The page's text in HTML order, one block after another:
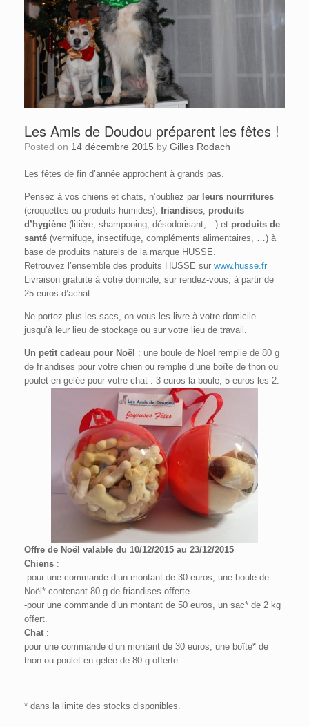
Les Amis de Doudou préparent les fêtes !
Posted on 14 décembre 2015 by Gilles Rodach
Les fêtes de fin d’année approchent à grands pas.
Pensez à vos chiens et chats, n’oubliez par leurs nourritures
(croquettes ou produits humides), friandises produits
d’hygiène (litière, shampooing, désodorisant,…) et produits de
santé (vermifuge, insectifuge, compléments alimentaires, …) à
base de produits naturels de la marque HUSSE.
Retrouvez l’ensemble des produits HUSSE sur www.husse.fr
Livraison gratuite à votre domicile, sur rendez-vous, à partir de
25 euros d’achat.
Ne portez plus les sacs, on vous les livre à votre domicile
jusqu’à leur lieu de stockage ou sur votre lieu de travail.
Un petit cadeau pour Noël : une boule de Noël remplie de 80 g
de friandises pour votre chien ou remplie d’une boîte de thon ou
poulet en gelée pour votre chat : 3 euros la boule, 5 euros les 2.
Offre de Noël valable du 10/12/2015 au 23/12/2015
Chiens :
-pour une commande d’un montant de 30 euros, une boule de
Noël* contenant 80 g de friandises offerte.
-pour une commande d’un montant de 50 euros, un sac* de 2 kg
offert.
Chat :
pour une commande d’un montant de 30 euros, une boîte* de
thon ou poulet en gelée de 80 g offerte.
* dans la limite des stocks disponibles.